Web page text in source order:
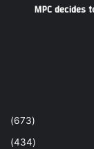
MPC
(673)
(434)